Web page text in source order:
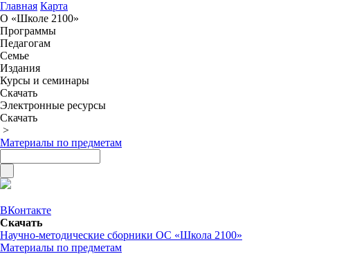
Главная Карта
О «Школе 2100»
Программы
Педагогам
Семье
Издания
Курсы и семинары
Скачать
Электронные ресурсы
Скачать
>
Материалы по предметам
ВКонтакте
Скачать
Научно-методические сборники ОС «Школа 2100»
Материалы по предметам